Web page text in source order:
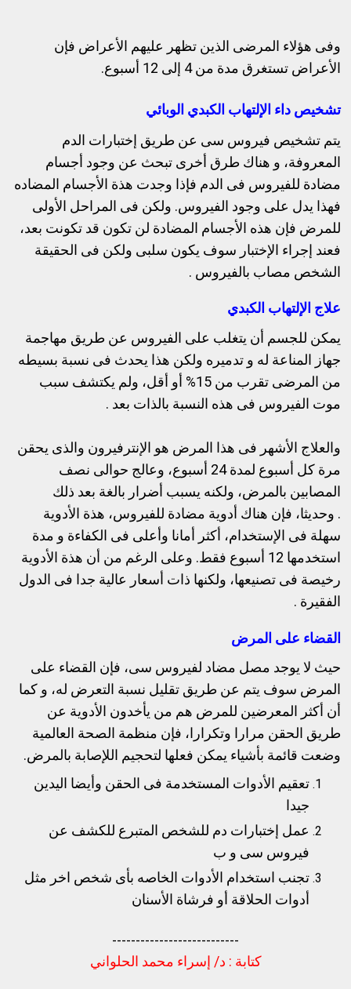
وفى هؤلاء المرضى الذين تظهر عليهم الأعراض فإن
الأعراض تستغرق مدة من 4 إلى 12 أسبوع.
تشخيص داء الإلتهاب الكبدي الوبائي
يتم تشخيص فيروس سى عن طريق إختبارات الدم
المعروفة، و هناك طرق أخرى تبحث عن وجود أجسام
مضادة للفيروس فى الدم فإذا وجدت هذة الأجسام المضاده
فهذا يدل على وجود الفيروس. ولكن فى المراحل الأولى
للمرض فإن هذه الأجسام المضادة لن تكون قد تكونت بعد،
فعند إجراء الإختبار سوف يكون سلبى ولكن فى الحقيقة
الشخص مصاب بالفيروس .
علاج الإلتهاب الكبدي
يمكن للجسم أن يتغلب على الفيروس عن طريق مهاجمة
جهاز المناعة له و تدميره ولكن هذا يحدث فى نسبة بسيطه
من المرضى تقرب من 15% أو أقل، ولم يكتشف سبب
موت الفيروس فى هذه النسبة بالذات بعد .
والعلاج الأشهر فى هذا المرض هو الإنترفيرون والذى يحقن
مرة كل أسبوع لمدة 24 أسبوع، وعالج حوالى نصف
المصابين بالمرض، ولكنه يسبب أضرار بالغة بعد ذلك
. وحديثا، فإن هناك أدوية مضادة للفيروس، هذة الأدوية
سهلة فى الإستخدام، أكثر أمانا وأعلى فى الكفاءة و مدة
استخدمها 12 أسبوع فقط. وعلى الرغم من أن هذة الأدوية
رخيصة فى تصنيعها، ولكنها ذات أسعار عالية جدا فى الدول
الفقيرة .
القضاء على المرض
حيث لا يوجد مصل مضاد لفيروس سى، فإن القضاء على
المرض سوف يتم عن طريق تقليل نسبة التعرض له، و كما
أن أكثر المعرضين للمرض هم من يأخدون الأدوية عن
طريق الحقن مرارا وتكرارا، فإن منظمة الصحة العالمية
وضعت قائمة بأشياء يمكن فعلها لتحجيم اللإصابة بالمرض.
تعقيم الأدوات المستخدمة فى الحقن وأيضا اليدين
جيدا
عمل إختبارات دم للشخص المتبرع للكشف عن
فيروس سى و ب
تجنب استخدام الأدوات الخاصه بأى شخص اخر مثل
أدوات الحلاقة أو فرشاة الأسنان
---------------------------
كتابة : د/ إسراء محمد الحلواني